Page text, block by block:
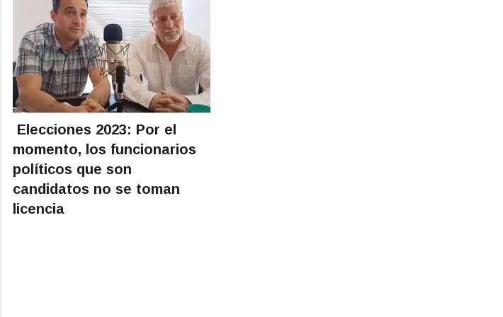
Elecciones 2023: Por el
momento, los funcionarios
políticos que son
candidatos no se toman
licencia